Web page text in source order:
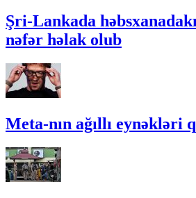
Şri-Lankada
nəfər həlak olub
Meta-nın ağıllı eynəkləri